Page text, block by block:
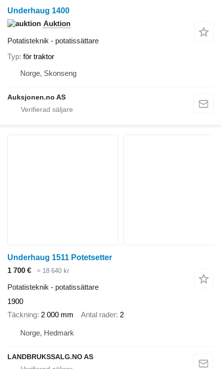
Underhaug 1400
Auktion
Potatisteknik - potatissättare
Typ för traktor
Norge, Skonseng
Auksjonen.no AS
Underhaug 1511 Potetsetter
1 700 €
≈ 18 640 kr
Potatisteknik - potatissättare
1900
Täckning 2 000 mm Antal rader 2
Norge, Hedmark
LANDBRUKSSALG.NO AS